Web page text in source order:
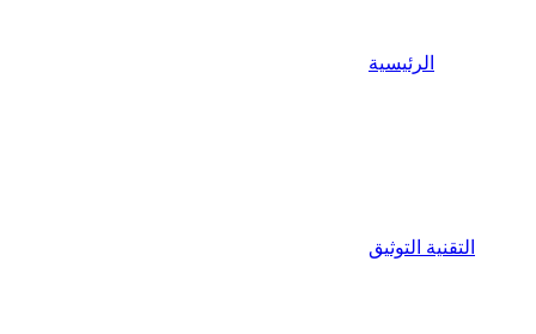
الرئيسية
التقنية التوثيق